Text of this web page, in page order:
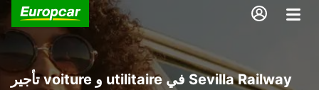
تأجير voiture و utilitaire في Sevilla Railway